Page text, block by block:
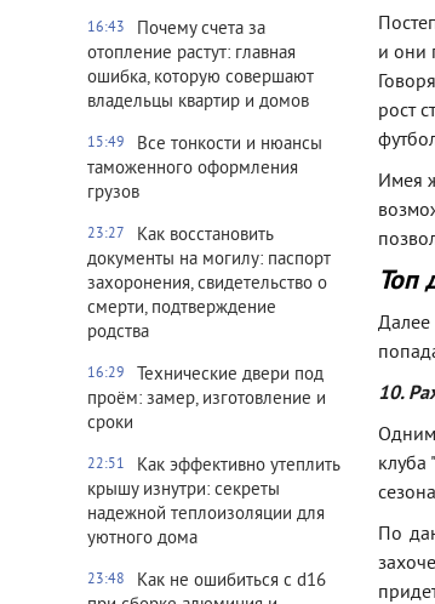
16:43
Почему счета за
отопление растут: главная
ошибка, которую совершают
владельцы квартир и домов
15:49
Все тонкости и нюансы
таможенного оформления
грузов
23:27
Как восстановить
документы на могилу: паспорт
захоронения, свидетельство о
смерти, подтверждение
родства
16:29
Технические двери под
проём: замер, изготовление и
сроки
22:51
Как эффективно утеплить
крышу изнутри: секреты
надежной теплоизоляции для
уютного дома
23:48
Как не ошибиться с d16
и они
рост
Имея
Топ
Далее
10.
Одним
клуба
По